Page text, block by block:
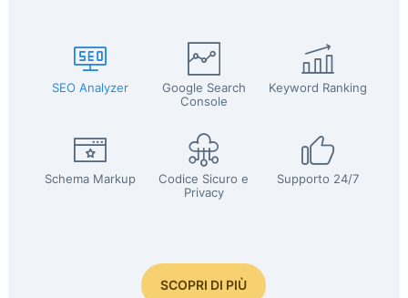
SEO Analyzer
Google Search
Console
Keyword Ranking
Schema Markup
Codice Sicuro e
Privacy
Supporto 24/7
SCOPRI DI PIÙ